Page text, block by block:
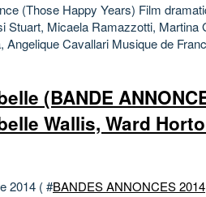
(Those Happy Years) Film
Stuart, Micaela Ramazzotti, Martina
Angelique Cavallari Musique de
(BANDE
Wallis, Ward
2014 ( #BANDES ANNONCES 2014